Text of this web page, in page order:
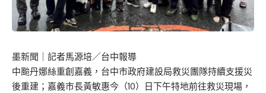
墨新聞 ｜記者馬源培／台中報導
中颱丹娜絲重創嘉義，台中市政府建設局救災團隊持續支援災
後重建；嘉義市長黃敏惠今（10）日下午特地前往救災現場，